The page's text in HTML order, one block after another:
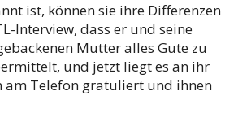
ist, können sie ihre Differenzen
Interview, dass er und seine
Mutter alles Gute zu
und jetzt liegt es an ihr
am Telefon gratuliert und ihnen